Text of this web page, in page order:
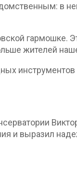
в
гармошке.
жителей
инструментов
и выразил